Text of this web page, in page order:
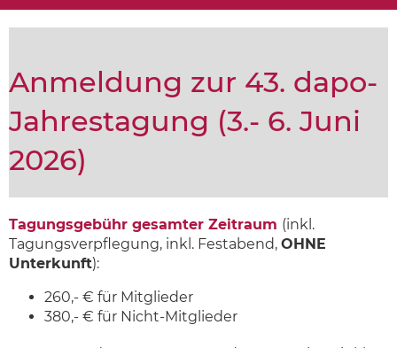
Anmeldung zur 43. dapo-
Jahrestagung (3.- 6. Juni
2026)
Tagungsgebühr gesamter Zeitraum (inkl.
Tagungsverpflegung, inkl. Festabend, OHNE
Unterkunft):
260,- € für Mitglieder
380,- € für Nicht-Mitglieder